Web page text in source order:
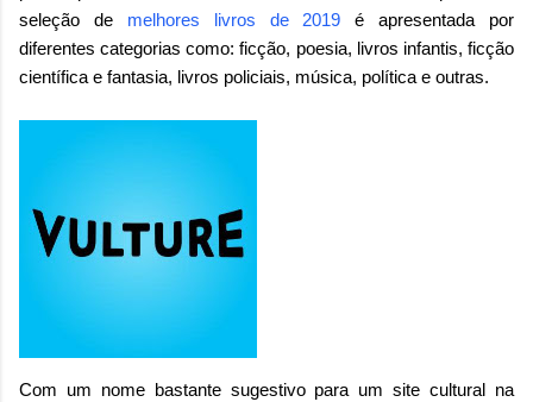
seleção de melhores livros de 2019 é apresentada por
diferentes categorias como: ficção, poesia, livros infantis, ficção
científica e fantasia, livros policiais, música, política e outras.
Com um nome bastante sugestivo para um site cultural na